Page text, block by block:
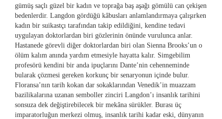
gümüş saçlı güzel bir kadın ve toprağa baş aşağı gömülü can çekişen
bedenlerdir. Langdon gördüğü kâbusları anlamlandırmaya çalışırken
kadın bir suikastçı tarafından takip edildiğini, kendine tedavi
uygulayan doktorlardan biri gözlerinin önünde vurulunca anlar.
Hastanede görevli diğer doktorlardan biri olan Sienna Brooks’un o
ölüm kalım anında yardım etmesiyle hayatta kalır. Simgebilim
profesörü kendini bir anda ipuçlarını Dante’nin cehenneminde
bularak çözmesi gereken korkunç bir senaryonun içinde bulur.
Floransa’nın tarih kokan dar sokaklarından Venedik’in muazzam
bazilikalarına uzanan semboller zinciri Langdon’ı insanlık tarihini
sonsuza dek değiştirebilecek bir mekâna sürükler. Burası üç
imparatorluğun merkezi olmuş, insanlık tarihi kadar eski, dünyanın